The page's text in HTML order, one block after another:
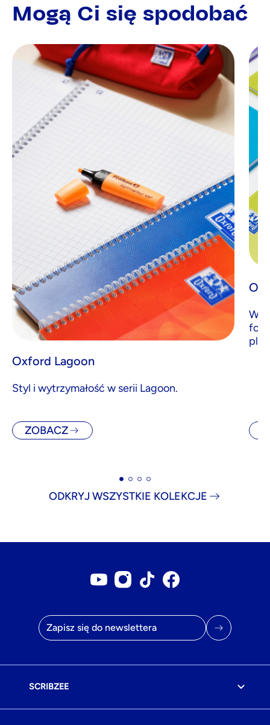
Mogą Ci się spodobać
Oxford Lagoon
Styl i wytrzymałość w serii Lagoon.
ZOBACZ
ODKRYJ WSZYSTKIE KOLEKCJE
Adres e-mail
SCRIBZEE